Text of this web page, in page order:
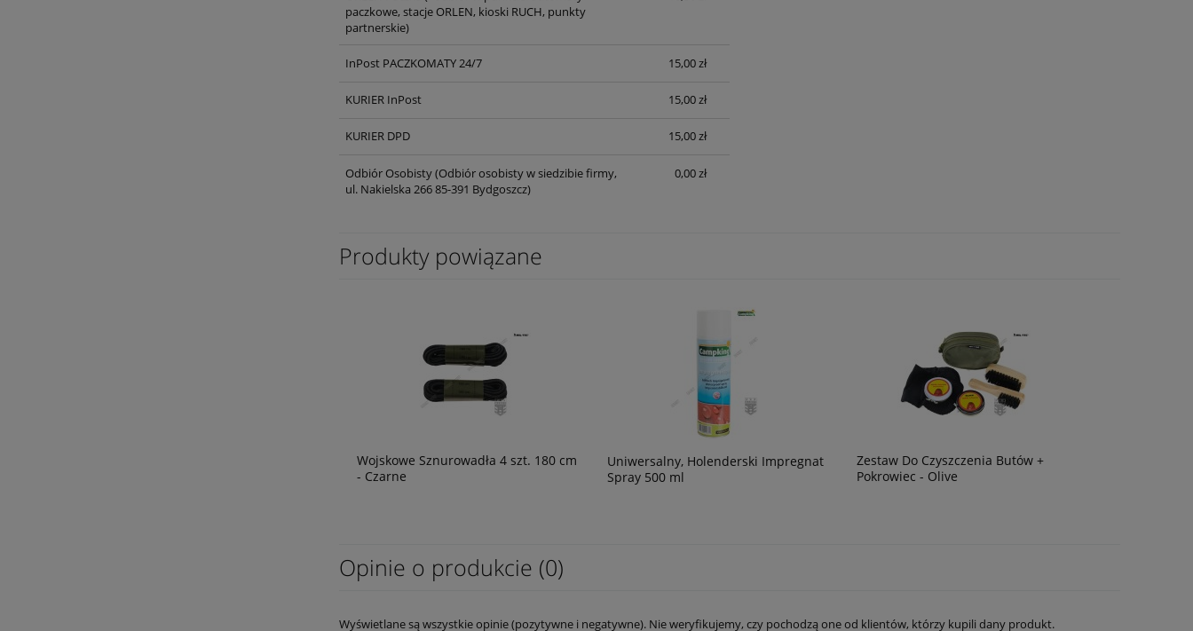
paczkowe, stacje ORLEN, kioski RUCH, punkty
partnerskie)
InPost PACZKOMATY 24/7 15,00 zł
KURIER InPost 15,00 zł
KURIER DPD 15,00 zł
Odbiór Osobisty(Odbiór osobisty w siedzibie firmy,
ul. Nakielska 266 85-391 Bydgoszcz)
0,00 zł
Produkty powiązane
Wojskowe Sznurowadła 4 szt. 180 cm
- Czarne
Uniwersalny, Holenderski Impregnat
Spray 500 ml
Zestaw Do Czyszczenia Butów +
Pokrowiec - Olive
Opinie o produkcie (0)
Wyświetlane są wszystkie opinie (pozytywne i negatywne). Nie weryfikujemy, czy pochodzą one od klientów, którzy kupili dany produkt.